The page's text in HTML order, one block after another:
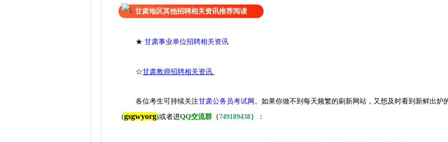
甘肃地区其他招聘相关资讯推荐阅读
★ 甘肃事业单位招聘相关资讯
☆甘肃教师招聘相关资讯
各位考生可持续关注甘肃公务员考试网 。 如果你做不到每天频繁的刷新网站，又想及时看到新鲜出炉
(gsgwyorg)或者进QQ交流群（749189438） ：